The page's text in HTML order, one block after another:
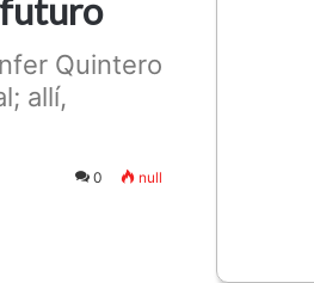
futuro
Quintero
allí,
0 null